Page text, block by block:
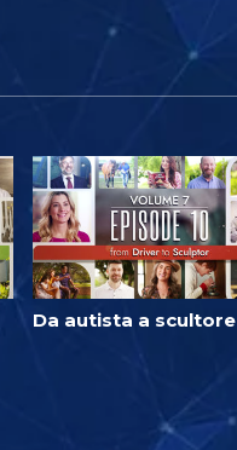
Da autista a scultore